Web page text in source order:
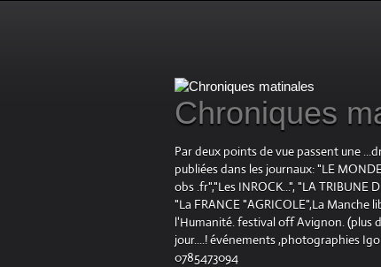
Chroniques
Par deux points de vue passent une
publiées dans les journaux: "LE
obs .fr","Les INROCK...", "LA
"La FRANCE "AGRICOLE",La Manche
l'Humanité. festival off Avignon. (plus
jour....! événements ,photographies
0785473094